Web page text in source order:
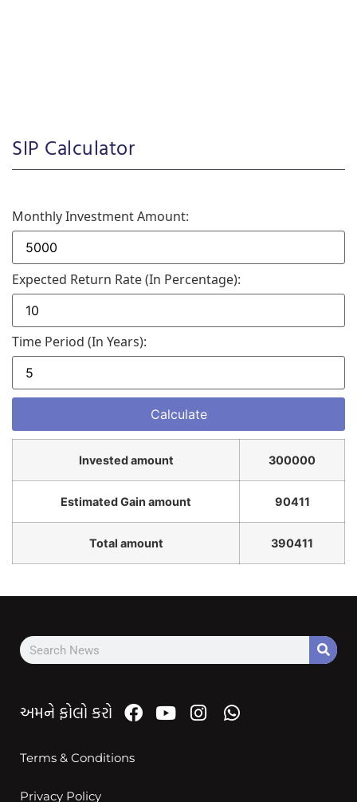
SIP Calculator
Monthly Investment Amount:
Expected Return Rate (in Percentage):
Time Period (in Years):
Invested amount 300000
Estimated Gain amount 90411
Total amount 390411
અમને ફોલો કરો
Terms & Conditions
Privacy Policy